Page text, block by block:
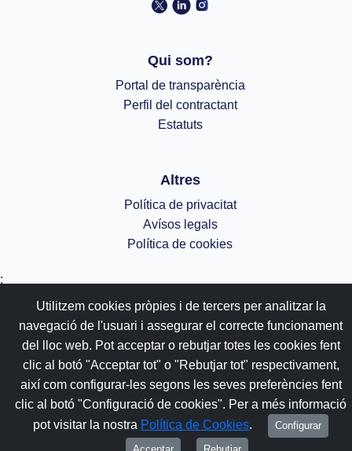
Qui som?
Portal de transparència
Perfil del contractant
Estatuts
Altres
Política de privacitat
Avísos legals
Política de cookies
Utilitzem cookies pròpies i de tercers per analitzar la
navegació de l'usuari i assegurar el correcte funcionament
del lloc web. Pot acceptar o rebutjar totes les cookies fent
clic al botó "Acceptar tot" o "Rebutjar tot" respectivament,
així com configurar-les segons les seves preferències fent
clic al botó "Configuració de cookies". Per a més informació
pot visitar la nostra Política de Cookies. Configurar
;